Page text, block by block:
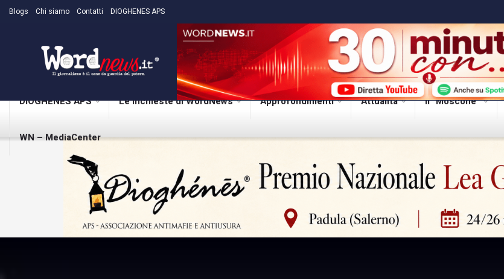
Blogs Chi siamo Contatti DIOGHENES APS
DIOGHENES APS Le inchieste di WordNews Approfondimenti Attualità Il “Moscone”
WN – MediaCenter